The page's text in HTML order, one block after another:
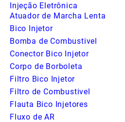
Injeção Eletrônica
Atuador de Marcha Lenta
Bico Injetor
Bomba de Combustivel
Conector Bico Injetor
Corpo de Borboleta
Filtro Bico Injetor
Filtro de Combustivel
Flauta Bico Injetores
Fluxo de AR